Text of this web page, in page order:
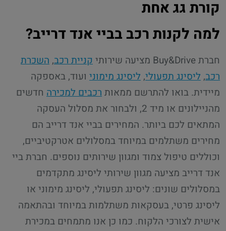
קורת גג אחת
למה לקנות רכב בביי אנד דרייב?
חברת Buy&Drive מציעה שירותי קניית רכב, השכרת
רכב, ליסינג תפעולי, ליסינג מימוני ועוד, באספקה
מיידית. בואו להתרשם ממאות רכבים למכירה חדשים
מהניילונים או מיד 2, ולבחור את מסלול העסקה
המתאים לכם ביותר. המחירים בביי אנד דרייב הם
מחירים משתלמים במיוחד במסלולים אטרקטיביים,
וכוללים טיפול צמוד ומגוון שירותים נוספים. חברת ביי
אנד דרייב מציעה מגוון שירותי ליסינג מתקדמים
במסלולים שונים: ליסינג תפעולי, ליסינג מימוני או
ליסינג פרטי, בעסקאות משתלמות במיוחד ובהתאמה
אישית לצורכי הלקוח. כמו כן אנו מתמחים במכירת